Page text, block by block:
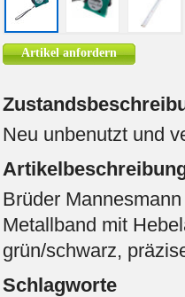
Artikel anfordern
Neu unbenutzt und
Brüder
Metallband mit
grün/schwarz,
Schlagworte